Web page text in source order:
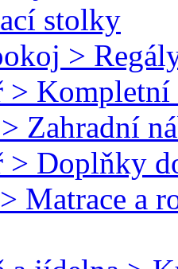
stolky
>
> Kompletní
Zahradní
> Doplňky
Matrace a